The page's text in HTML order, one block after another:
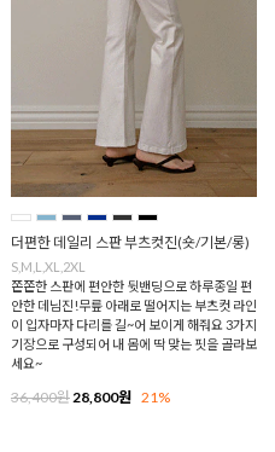
더편한 데일리 스판 부츠컷진(숏/기본/롱)
S,M,L,XL,2XL
쫀쫀한 스판에 편안한 뒷밴딩으로 하루종일 편
안한 데님진!무릎 아래로 떨어지는 부츠컷 라인
이 입자마자 다리를 길~어 보이게 해줘요 3가지
기장으로 구성되어 내 몸에 딱 맞는 핏을 골라보
세요~
36,400원 28,800원 21%